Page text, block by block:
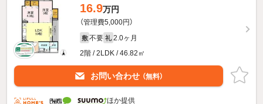
16.9万円
（管理費5,000円）
敷 不要 礼 2.0ヶ月
2階 / 2LDK / 46.82㎡
お問い合わせ （無料）
ほか提供